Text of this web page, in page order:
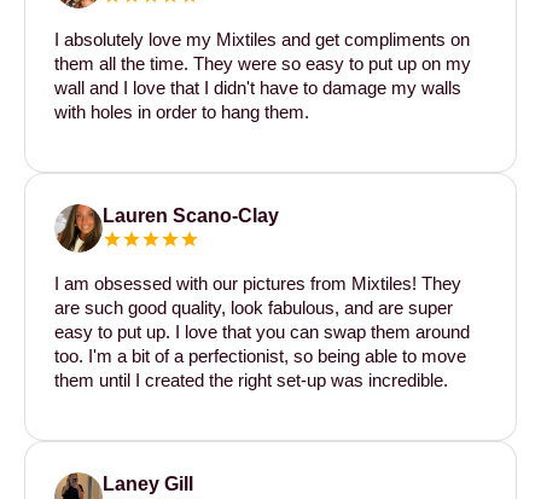
I absolutely love my Mixtiles and get compliments on
them all the time. They were so easy to put up on my
wall and I love that I didn't have to damage my walls
with holes in order to hang them.
Lauren Scano-Clay
I am obsessed with our pictures from Mixtiles! They
are such good quality, look fabulous, and are super
easy to put up. I love that you can swap them around
too. I'm a bit of a perfectionist, so being able to move
them until I created the right set-up was incredible.
Laney Gill